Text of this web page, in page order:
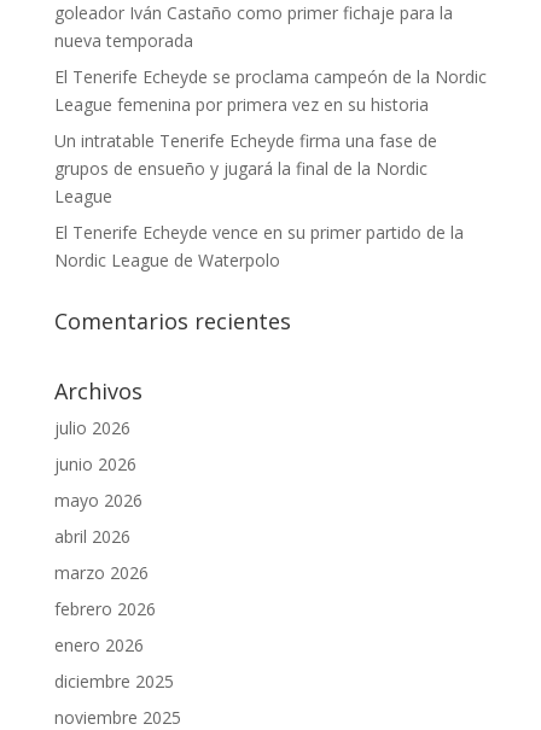
goleador Iván Castaño como primer fichaje para la
nueva temporada
El Tenerife Echeyde se proclama campeón de la Nordic
League femenina por primera vez en su historia
Un intratable Tenerife Echeyde firma una fase de
grupos de ensueño y jugará la final de la Nordic
League
El Tenerife Echeyde vence en su primer partido de la
Nordic League de Waterpolo
Comentarios recientes
Archivos
julio 2026
junio 2026
mayo 2026
abril 2026
marzo 2026
febrero 2026
enero 2026
diciembre 2025
noviembre 2025